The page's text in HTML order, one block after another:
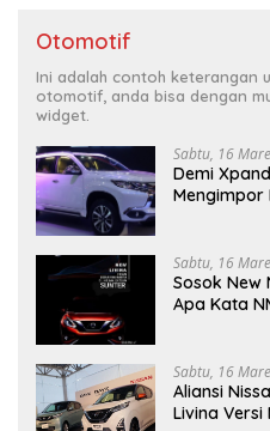
Otomotif
Ini adalah contoh keterangan
otomotif, anda bisa dengan
widget.
Sabtu, 16
Demi
Mengimpor
Sabtu, 16
Sosok New
Apa Kata
Sabtu, 16
Aliansi
Livina Versi